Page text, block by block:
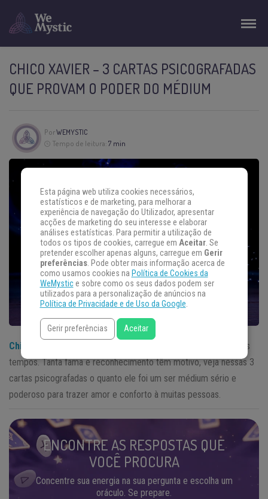
CHICO XAVIER – 3 CARTAS PSICOGRAFADAS
QUE PROVAM O PODER DO MÉDIUM
PorWEMYSTIC
Tempo de leitura: 7 min
Chico Xavier
é o médium mais conhecido do Brasil de todos os
tempos. Tanta fama e reconhecimento têm motivo, veja nessas 3
cartas psicografadas o quanto ele foi um ser médium sério e
poderoso para trazer amor e conforto à muitas pessoas.
ENCONTRE AS RESPOSTAS QUE
VOCÊ PROCURA
Concentre sua energia na sua pergunta e escolha um
oráculo. Se prepare.
Esta página web utiliza cookies necessários,
estatísticos e de marketing, para melhorar a
experiência de navegação do Utilizador, apresentar
acções de marketing do seu interesse e elaborar
análises estatísticas. Para permitir a utilização de
todos os tipos de cookies, carregue em Aceitar. Se
pretender escolher apenas alguns, carregue em Gerir
preferências. Pode obter mais informação acerca de
como usamos cookies na Política de Cookies da
WeMystice sobre como os seus dados podem ser
utilizados para a personalização de anúncios na
Política de Privacidade e de Uso da Google.
Gerir preferências Aceitar